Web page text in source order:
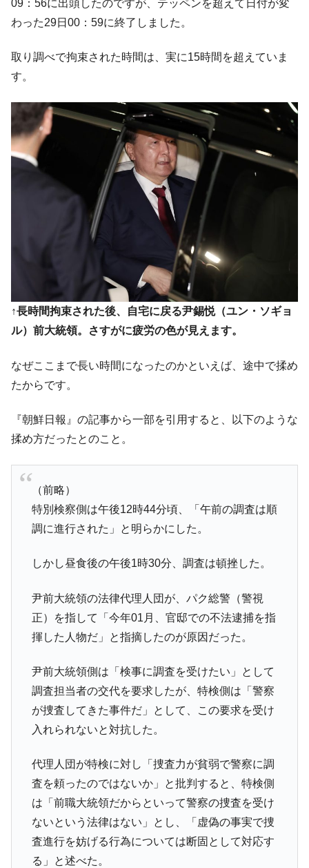
『Money1』 韓国で猛暑。南東部では干ばつ
「KDDX」1番艦、2032年竣工と公示
『Money1』
『Money1』
韓国政府『BYD』車への補助金を全廃 ⇒ 実
は韓国で『BYD』車は売れている。6カ月で対前年同期比
1.9倍！
『Money1』
在韓米国大使スティールが着韓！⇒ さっそ
く空港に詰めかけ「出て行け！」「極右勢力」のプラカー
ドを掲げる「在韓反米勢力」
韓国政府「2035年までに18.4GW規模のAIデ
ータセンター整備」⇒ だから無理だってば。
JPモルガン「韓国レバレッジETFの清算は
ほぼ終わった」
『Money1』
韓国『国民年金公団』株価暴落で200兆蒸
発。
『Money1』
韓国政府「ニセＫ-ブランドを通報しようキ
『Money1』
韓国「橋が落ちました」⇒ 耐久性「なさす
ぎ」では。
営業利益80.2％も減少
『Money1』
米国下院「韓国の公務員個人をターゲット
する差別。許してはおかぬ
Fact1
日本の誇る海洋資源調査船『白嶺』は先進技術の
塊！
Fact1
夏の甲子園、優勝校を最も多く輩出している都道
Fact1 奇跡の毛色「白毛馬」とは？
Fact1
全て勝つといくら？ 競馬GI競走で勝利騎手がもら
える賞金とは？
発表から2日で大崩壊、鳴かず飛ばずに終わりそう
なスーパーリーグとは？
Fact1
日本人マスターズ挑戦の歴史。松山以前に最高位
だった選手とは？
Fact1
甲子園通算本塁打、最多の清原に次いで多く打っ
ている意外な選手とは？
Fact1 セレクトセールの高額取引馬が稼いだ金額とは？
09：56に出頭したのですが、テッペンを超えて日付が変
わった29日00：59に終了しました。
取り調べで拘束された時間は、実に15時間を超えていま
す。
↑長時間拘束された後、自宅に戻る尹錫悦（ユン・ソギョ
ル）前大統領。さすがに疲労の色が見えます。
なぜここまで長い時間になったのかといえば、途中で揉め
たからです。
『朝鮮日報』の記事から一部を引用すると、以下のような
揉め方だったとのこと。
（前略）
特別検察側は午後12時44分頃、「午前の調査は順
調に進行された」と明らかにした。
しかし昼食後の午後1時30分、調査は頓挫した。
尹前大統領の法律代理人団が、パク総警（警視
正）を指して「今年01月、官邸での不法逮捕を指
揮した人物だ」と指摘したのが原因だった。
尹前大統領側は「検事に調査を受けたい」として
調査担当者の交代を要求したが、特検側は「警察
が捜査してきた事件だ」として、この要求を受け
入れられないと対抗した。
代理人団が特検に対し「捜査力が貧弱で警察に調
査を頼ったのではないか」と批判すると、特検側
は「前職大統領だからといって警察の捜査を受け
ないという法律はない」とし、「虚偽の事実で捜
査進行を妨げる行為については断固として対応す
る」と述べた。